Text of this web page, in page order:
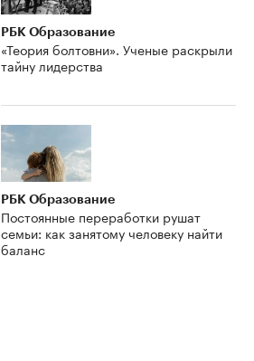
РБК Образование
«Теория болтовни». Ученые раскрыли
тайну лидерства
РБК Образование
Постоянные переработки рушат
семьи: как занятому человеку найти
баланс